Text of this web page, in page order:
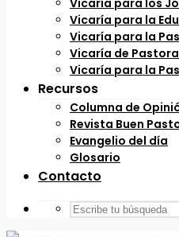
Vicaría para los
Vicaría para la
Vicaría para la
Vicaría de
Vicaría para la
Recursos
Columna de
Revista Buen
Evangelio del día
Glosario
Contacto